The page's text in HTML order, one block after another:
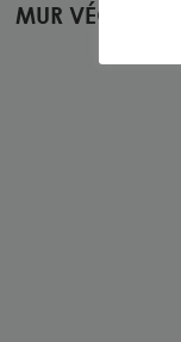
MUR VÉGÉTAL